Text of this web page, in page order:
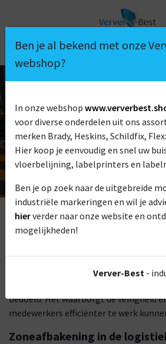
Ben je al bekend met onze
webshop?
In onze webshop
voor diverse onderdelen uit ons
merken Brady, Heskins, Schildfix,
Hier koop je eenvoudig en snel uw
vloerbelijning, labelprinters en
Ben je op zoek naar de uitgebreide
industriële markeringen en wil je
hierverder naar onze website en
mogelijkheden!
Verver-Best -
belang om bepaalde (gevaarlijke)
zoneafbakening wordt het duidelijk
bedoeld. Het waarborgt de veiligheid
medewerkers efficiënter te werk
Zoneafbakening in de